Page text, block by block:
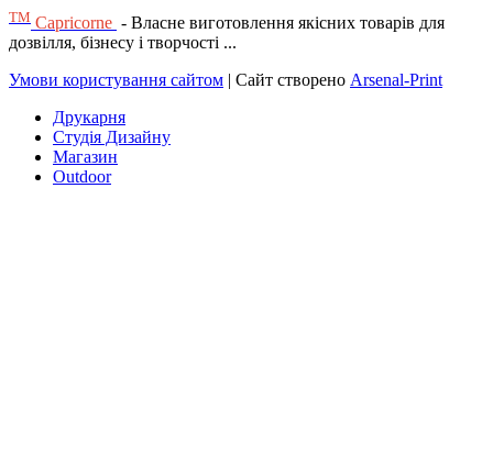
ТМ Capricorne - Власне виготовлення якісних товарів для
дозвілля, бізнесу і творчості ...
Умови користування сайтом | Сайт створено Arsenal-Print
Друкарня
Студія Дизайну
Магазин
Outdoor